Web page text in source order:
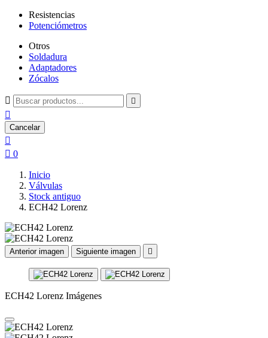
Resistencias
Potenciómetros
Otros
Soldadura
Adaptadores
Zócalos
 

Cancelar

 0
Inicio
Válvulas
Stock antiguo
ECH42 Lorenz
Anterior imagen Siguiente imagen 
ECH42 Lorenz Imágenes